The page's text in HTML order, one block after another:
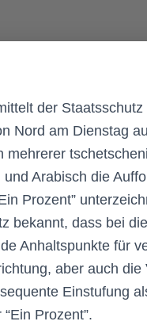
der
Nord am Dienstag
mehrerer
Arabisch die
Prozent”
bekannt, dass bei
Anhaltspunkte für
aber auch
Einstufung
Prozent”.